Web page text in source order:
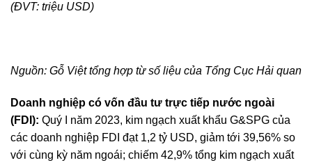
(ĐVT: triệu USD)
Nguồn: Gỗ Việt tổng hợp từ số liệu của Tổng Cục Hải quan
Doanh nghiệp có vốn đầu tư trực tiếp nước ngoài
(FDI): Quý I năm 2023, kim ngạch xuất khẩu G&SPG của
các doanh nghiệp FDI đạt 1,2 tỷ USD, giảm tới 39,56% so
với cùng kỳ năm ngoái; chiếm 42,9% tổng kim ngạch xuất